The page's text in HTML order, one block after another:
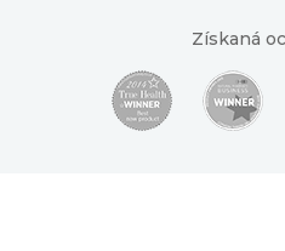
Získaná